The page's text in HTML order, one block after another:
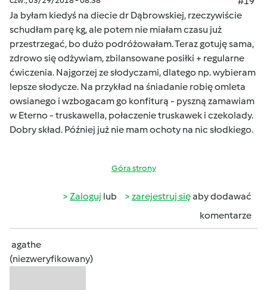
Ja byłam kiedyś na diecie dr Dąbrowskiej, rzeczywiście
schudłam parę kg, ale potem nie miałam czasu już
przestrzegać, bo dużo podróżowałam. Teraz gotuję sama,
zdrowo się odżywiam, zbilansowane posiłki + regularne
ćwiczenia. Najgorzej ze słodyczami, dlatego np. wybieram
lepsze słodycze. Na przykład na śniadanie robię omleta
owsianego i wzbogacam go konfiturą - pyszną zamawiam
w Eterno - truskawella, połaczenie truskawek i czekolady.
Dobry skład. Później już nie mam ochoty na nic słodkiego.
Góra strony
Zaloguj lub zarejestruj sięaby dodawać
komentarze
agathe
(niezweryfikowany)